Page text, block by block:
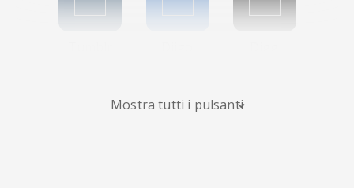
Mostra tutti i pulsanti